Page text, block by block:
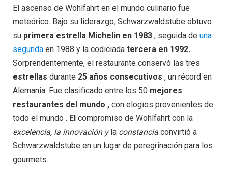
El ascenso de Wohlfahrt en el mundo culinario fue
meteórico. Bajo su liderazgo, Schwarzwaldstube obtuvo
su primera estrella Michelin en 1983 , seguida de una
segunda en 1988 y la codiciada tercera en 1992.
Sorprendentemente, el restaurante conservó las tres
estrellas durante 25 años consecutivos , un récord en
Alemania. Fue clasificado entre los 50 mejores
restaurantes del mundo , con elogios provenientes de
todo el mundo . El compromiso de Wohlfahrt con la
excelencia, la innovación yla constancia convirtió a
Schwarzwaldstube en un lugar de peregrinación para los
gourmets.